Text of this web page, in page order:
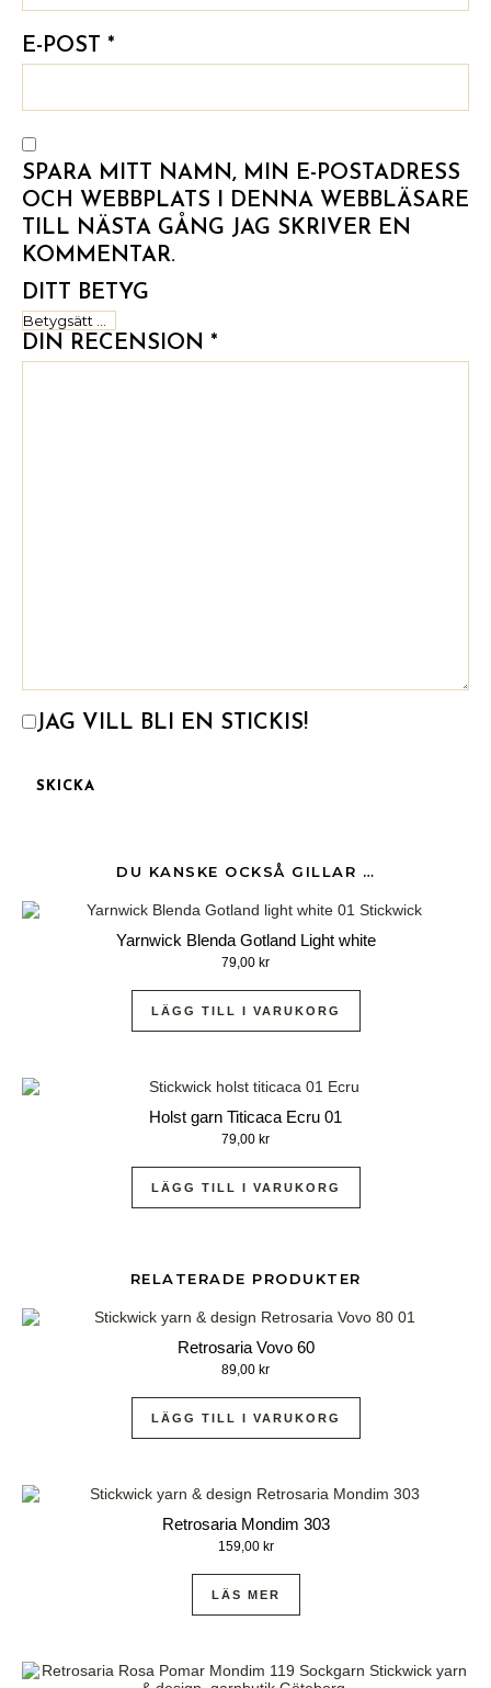
E-POST *
SPARA MITT NAMN, MIN E-POSTADRESS
OCH WEBBPLATS I DENNA WEBBLÄSARE
TILL NÄSTA GÅNG JAG SKRIVER EN
KOMMENTAR.
DITT BETYG
DIN RECENSION *
JAG VILL BLI EN STICKIS!
DU KANSKE OCKSÅ GILLAR …
Yarnwick Blenda Gotland Light white
79,00 kr
LÄGG TILL I VARUKORG
Holst garn Titicaca Ecru 01
79,00 kr
LÄGG TILL I VARUKORG
RELATERADE PRODUKTER
Retrosaria Vovo 60
89,00 kr
LÄGG TILL I VARUKORG
Retrosaria Mondim 303
159,00 kr
LÄS MER